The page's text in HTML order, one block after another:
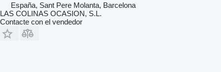
España, Sant Pere Molanta, Barcelona
LAS COLINAS OCASION, S.L.
Contacte con el vendedor